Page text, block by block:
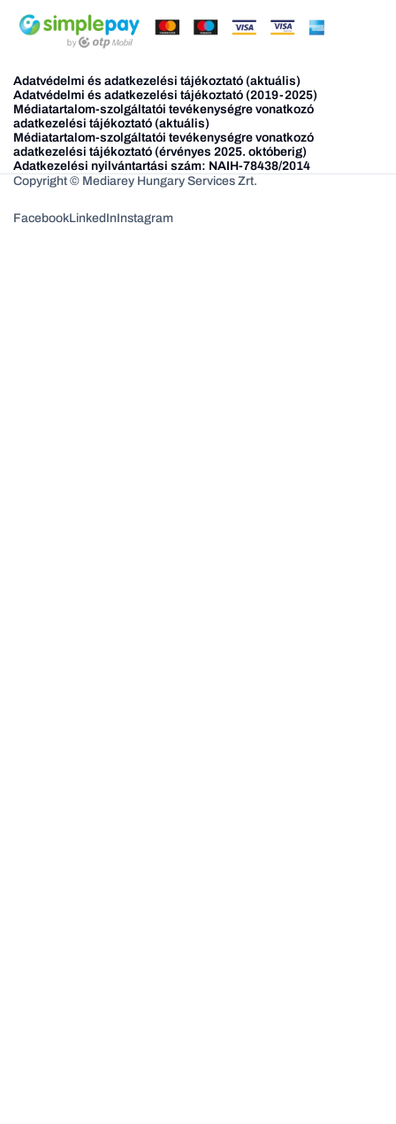
Adatvédelmi és adatkezelési tájékoztató (aktuális)
Adatvédelmi és adatkezelési tájékoztató (2019-2025)
Médiatartalom-szolgáltatói tevékenységre vonatkozó
adatkezelési tájékoztató (aktuális)
Médiatartalom-szolgáltatói tevékenységre vonatkozó
adatkezelési tájékoztató (érvényes 2025. októberig)
Adatkezelési nyilvántartási szám: NAIH-78438/2014
Copyright © Mediarey Hungary Services Zrt.
FacebookLinkedInInstagram